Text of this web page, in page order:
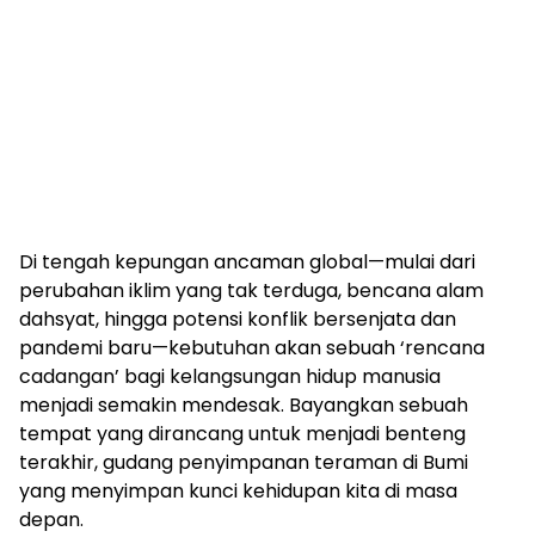
Di tengah kepungan ancaman global—mulai dari
perubahan iklim yang tak terduga, bencana alam
dahsyat, hingga potensi konflik bersenjata dan
pandemi baru—kebutuhan akan sebuah ‘rencana
cadangan’ bagi kelangsungan hidup manusia
menjadi semakin mendesak. Bayangkan sebuah
tempat yang dirancang untuk menjadi benteng
terakhir, gudang penyimpanan teraman di Bumi
yang menyimpan kunci kehidupan kita di masa
depan.